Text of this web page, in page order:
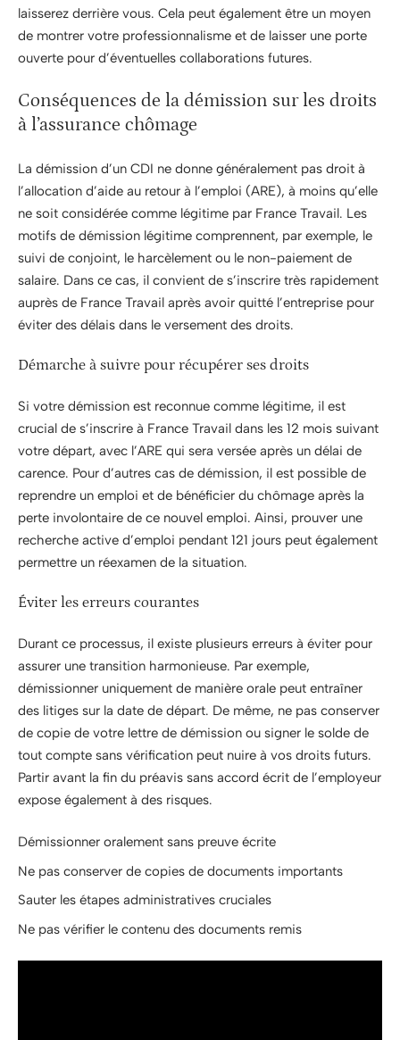
laisserez derrière vous. Cela peut également être un moyen
de montrer votre professionnalisme et de laisser une porte
ouverte pour d’éventuelles collaborations futures.
Conséquences de la démission sur les droits
à l’assurance chômage
La démission d’un CDI ne donne généralement pas droit à
l’allocation d’aide au retour à l’emploi (ARE), à moins qu’elle
ne soit considérée comme légitime par France Travail. Les
motifs de démission légitime comprennent, par exemple, le
suivi de conjoint, le harcèlement ou le non-paiement de
salaire. Dans ce cas, il convient de s’inscrire très rapidement
auprès de France Travail après avoir quitté l’entreprise pour
éviter des délais dans le versement des droits.
Démarche à suivre pour récupérer ses droits
Si votre démission est reconnue comme légitime, il est
crucial de s’inscrire à France Travail dans les 12 mois suivant
votre départ, avec l’ARE qui sera versée après un délai de
carence. Pour d’autres cas de démission, il est possible de
reprendre un emploi et de bénéficier du chômage après la
perte involontaire de ce nouvel emploi. Ainsi, prouver une
recherche active d’emploi pendant 121 jours peut également
permettre un réexamen de la situation.
Éviter les erreurs courantes
Durant ce processus, il existe plusieurs erreurs à éviter pour
assurer une transition harmonieuse. Par exemple,
démissionner uniquement de manière orale peut entraîner
des litiges sur la date de départ. De même, ne pas conserver
de copie de votre lettre de démission ou signer le solde de
tout compte sans vérification peut nuire à vos droits futurs.
Partir avant la fin du préavis sans accord écrit de l’employeur
expose également à des risques.
Démissionner oralement sans preuve écrite
Ne pas conserver de copies de documents importants
Sauter les étapes administratives cruciales
Ne pas vérifier le contenu des documents remis